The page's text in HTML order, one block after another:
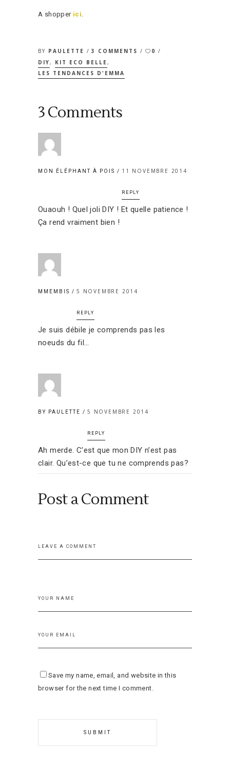
A shopper ici
BY PAULETTE 3 COMMENTS
0
DIY, KIT ECO BELLE,
LES TENDANCES D'EMMA
3 Comments
MON ÉLÉPHANT À POIS 11 NOVEMBRE 2014
REPLY
Ouaouh ! Quel joli DIY ! Et quelle patience !
Ça rend vraiment bien !
MMEMBIS 5 NOVEMBRE 2014
REPLY
Je suis débile je comprends pas les
noeuds du fil…
BY PAULETTE 5 NOVEMBRE 2014
REPLY
Ah merde. C’est que mon DIY n’est pas
clair. Qu’est-ce que tu ne comprends pas?
Post a Comment
Save my name, email, and website in this
browser for the next time I comment.